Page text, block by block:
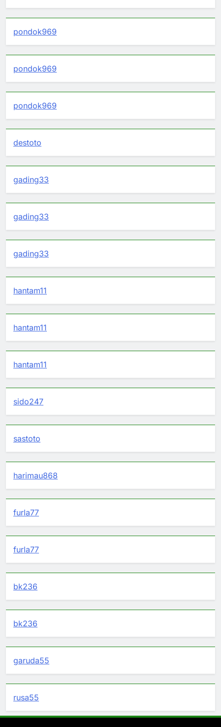
pondok969
pondok969
pondok969
destoto
gading33
gading33
gading33
hantam11
hantam11
hantam11
sido247
sastoto
harimau868
furla77
furla77
bk236
bk236
garuda55
rusa55